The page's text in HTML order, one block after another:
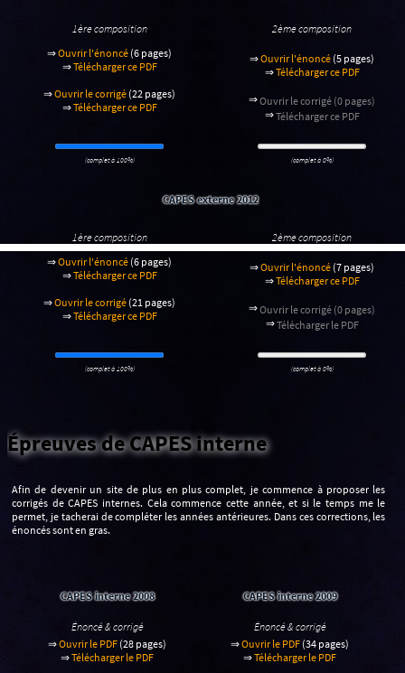
1ère composition
2ème composition
⇒Ouvrir l'énoncé (6 pages)
⇒Télécharger ce PDF
⇒Ouvrir le corrigé (22 pages)
⇒Télécharger ce PDF
⇒Ouvrir l'énoncé (5 pages)
⇒Télécharger ce PDF
⇒Ouvrir le corrigé (0 pages)
⇒Télécharger ce PDF
(complet à 100%) (complet à 0%)
CAPES externe 2012
1ère composition
2ème composition
⇒Ouvrir l'énoncé (6 pages)
⇒Télécharger ce PDF
⇒Ouvrir le corrigé (21 pages)
⇒Télécharger ce PDF
⇒Ouvrir l'énoncé (7 pages)
⇒Télécharger ce PDF
⇒Ouvrir le corrigé (0 pages)
⇒Télécharger le PDF
(complet à 100%) (complet à 0%)
Épreuves de CAPES interne
Afin de devenir un site de plus en plus complet, je commence à proposer les
corrigés de CAPES internes. Cela commence cette année, et si le temps me le
permet, je tacherai de compléter les années antérieures. Dans ces corrections, les
énoncés sont en gras.
CAPES interne 2008
Énoncé & corrigé
⇒Ouvrir le PDF (28 pages)
⇒Télécharger le PDF
CAPES interne 2009
Énoncé & corrigé
⇒Ouvrir le PDF (34 pages)
⇒Télécharger le PDF